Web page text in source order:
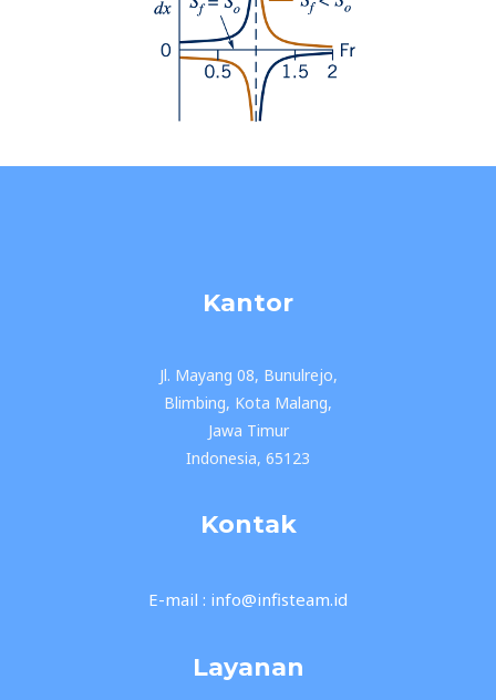
Kantor
Jl. Mayang 08, Bunulrejo,
Blimbing, Kota Malang,
Jawa Timur
Indonesia, 65123
Kontak
E-mail : info@infisteam.id
Layanan